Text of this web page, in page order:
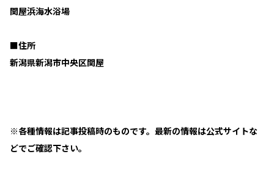
関屋浜海水浴場
■住所
新潟県新潟市中央区関屋
※各種情報は記事投稿時のものです。最新の情報は公式サイトな
どでご確認下さい。